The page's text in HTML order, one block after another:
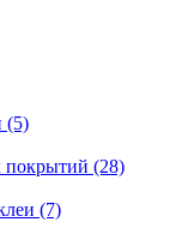
(5)
покрытий (28)
(7)